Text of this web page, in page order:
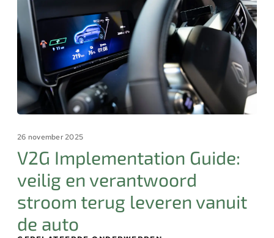
26 november 2025
V2G Implementation Guide:
veilig en verantwoord
stroom terug leveren vanuit
de auto